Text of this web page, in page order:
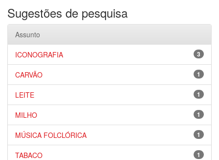
Sugestões de pesquisa
Assunto
3
ICONOGRAFIA
1
CARVÃO
1
LEITE
1
MILHO
1
MÚSICA FOLCLÓRICA
1
TABACO